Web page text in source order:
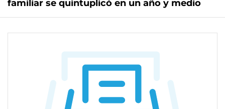
familiar se quintuplicó en un año y medio